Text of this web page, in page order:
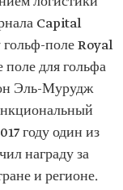
Capital
поле Royal
для гольфа
Эль-Мурудж
году один из
награду за
и регионе.